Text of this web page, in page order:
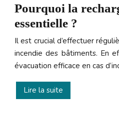
Pourquoi la
essentielle ?
Il est crucial d’effectuer
incendie des bâtiments. En
évacuation efficace en cas
Lire la suite